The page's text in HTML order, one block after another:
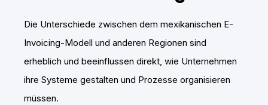
Die Unterschiede zwischen dem mexikanischen E-
Invoicing-Modell und anderen Regionen sind
erheblich und beeinflussen direkt, wie Unternehmen
ihre Systeme gestalten und Prozesse organisieren
müssen.